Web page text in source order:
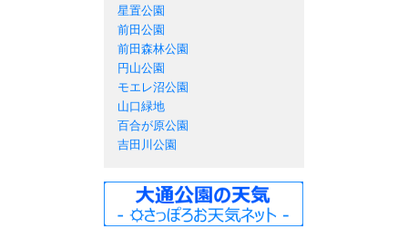
星置公園
前田公園
前田森林公園
円山公園
モエレ沼公園
山口緑地
百合が原公園
吉田川公園